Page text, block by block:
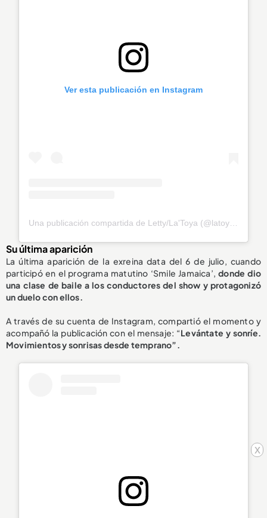
x
Ver esta publicación en Instagram
Su última aparición
La última aparición de la exreina data del 6 de julio, cuando
participó en el programa matutino ‘Smile Jamaica’,donde dio
una clase debaile a los conductores del show y protagonizó
un duelo con ellos.
A través de su cuenta de Instagram, compartió el momento y
acompañó la publicación con el mensaje: “Levántate y sonríe.
Movimientos y sonrisas desde temprano”.